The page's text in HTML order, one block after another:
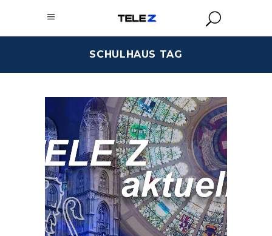
SCHULHAUS TAG